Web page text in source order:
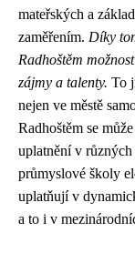
mateřských a
zaměřením. Díky
Radhoštěm
zájmy a talenty. To
nejen ve městě
Radhoštěm se
uplatnění v
průmyslové školy
uplatňují v
a to i v